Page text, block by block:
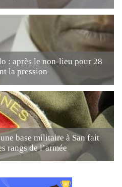
: après le non-lieu pour 28
la pression
base militaire à San fait
rangs de l’armée